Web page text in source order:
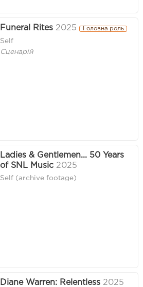
Funeral Rites 2025 Головна роль
Self
Сценарій
Ladies & Gentlemen... 50 Years
of SNL Music 2025
Self (archive footage)
Diane Warren: Relentless 2025